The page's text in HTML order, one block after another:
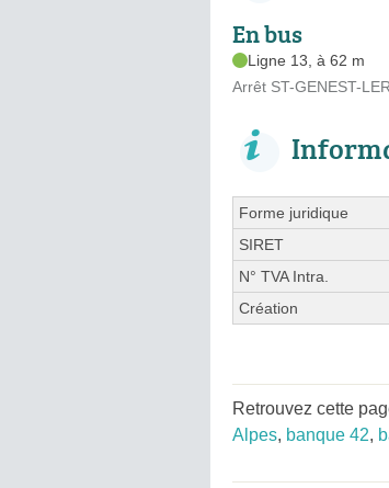
En bus
Ligne 13, à 62 m
Arrêt ST-GENEST-
Forme juridique
SIRET
N° TVA Intra.
Création
Retrouvez cette
Alpes, banque 42,